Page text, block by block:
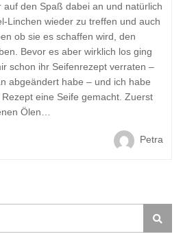
auf den Spaß dabei an und natürlich
Linchen wieder zu treffen und auch
ob sie es schaffen wird, den
Bevor es aber wirklich los ging
schon ihr Seifenrezept verraten –
abgeändert habe – und ich habe
eine Seife gemacht. Zuerst
Ölen…
Petra